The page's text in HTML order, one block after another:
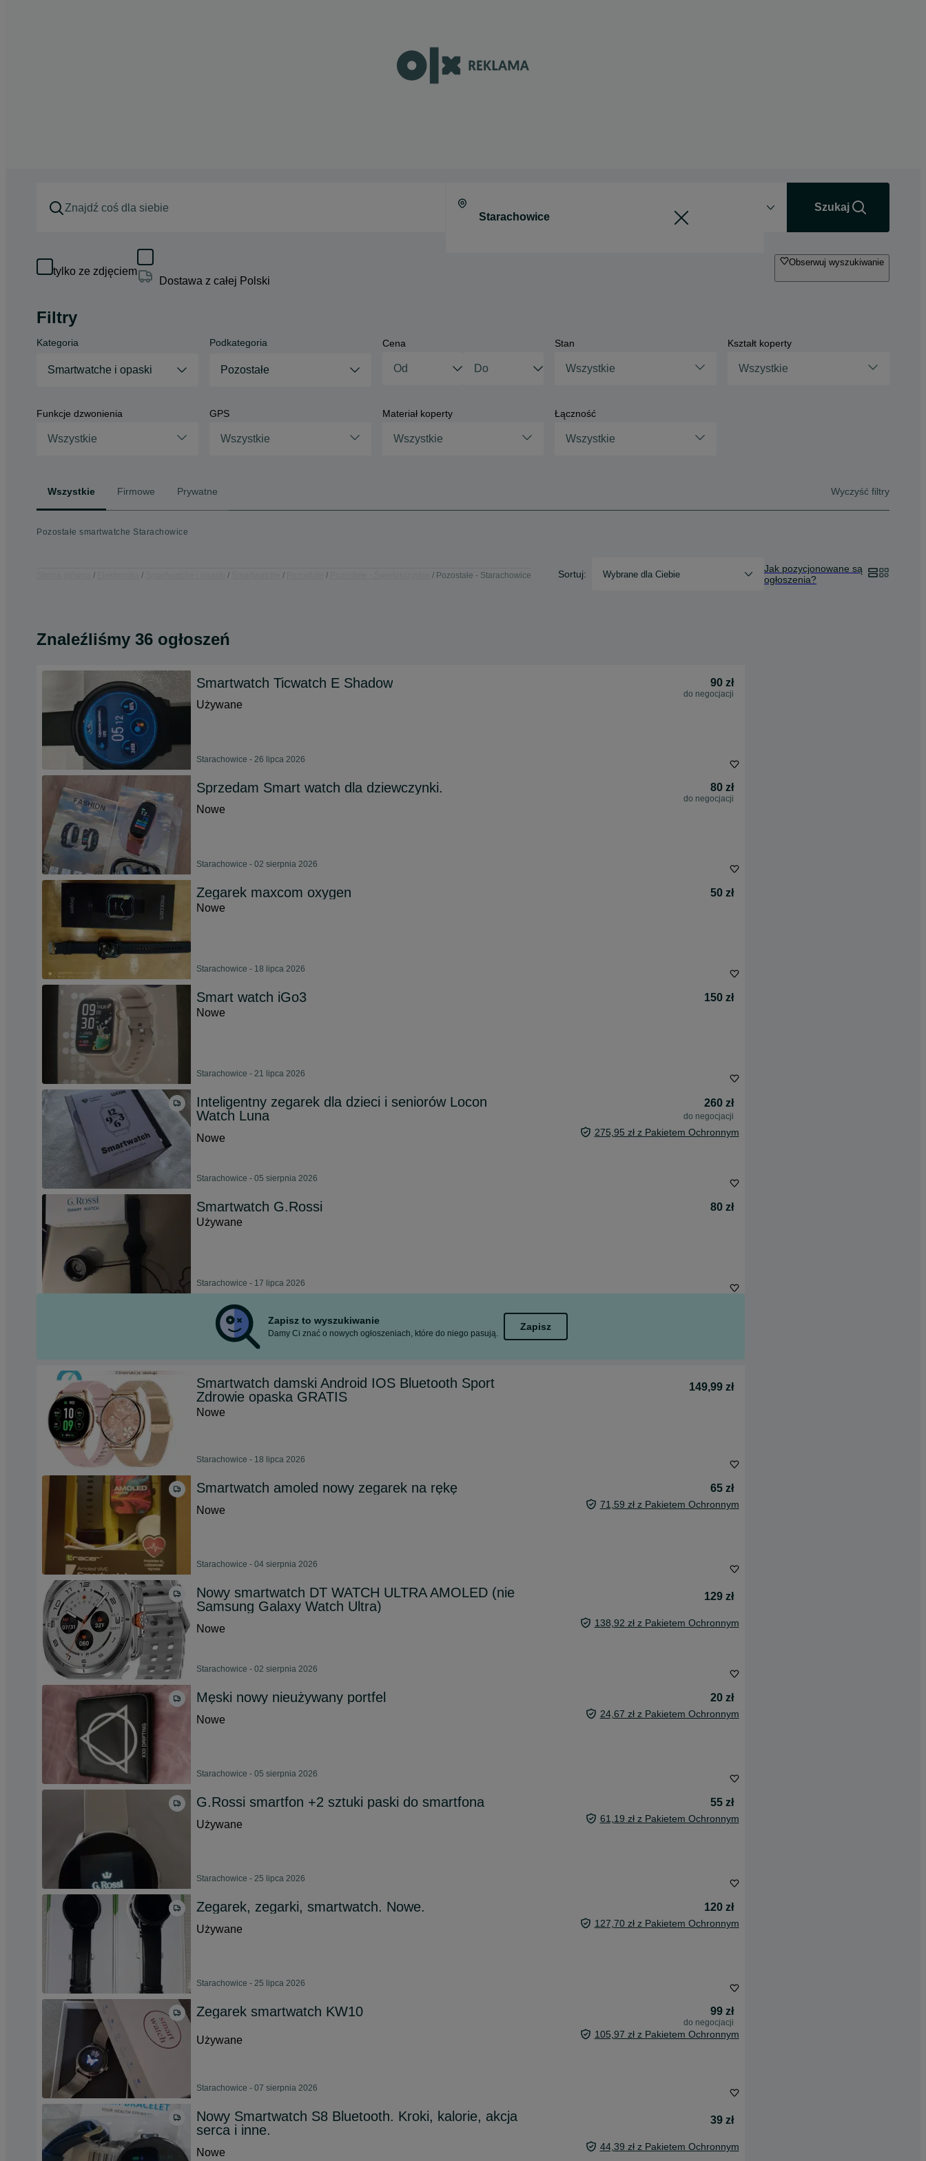
Szukaj
tylko ze zdjęciem
Dostawa z całej Polski
Obserwuj wyszukiwanie
Filtry
Kategoria
Smartwatche i opaski
Podkategoria
Pozostałe
Cena Stan
Wszystkie
Kształt koperty
Wszystkie
Funkcje dzwonienia
Wszystkie
GPS
Wszystkie
Materiał koperty
Wszystkie
Łączność
Wszystkie
Wszystkie Firmowe Prywatne Wyczyść filtry
Pozostałe smartwatche Starachowice
Pozostałe - Starachowice Sortuj: Wybrane dla Ciebie
Jak pozycjonowane są
ogłoszenia?
Znaleźliśmy 36 ogłoszeń
Smartwatch Ticwatch E Shadow 90 zł
do negocjacji
Używane
Starachowice - 26 lipca 2026
Sprzedam Smart watch dla dziewczynki. 80 zł
do negocjacji
Nowe
Starachowice - 02 sierpnia 2026
Zegarek maxcom oxygen
50 zł
Nowe
Starachowice - 18 lipca 2026
Smart watch iGo3
150 zł
Nowe
Starachowice - 21 lipca 2026
Inteligentny zegarek dla dzieci i seniorów Locon
Watch Luna
260 zł
do negocjacji
Nowe 275,95 zł z Pakietem Ochronnym
Starachowice - 05 sierpnia 2026
Smartwatch G.Rossi
80 zł
Używane
Starachowice - 17 lipca 2026
Zapisz to wyszukiwanie
Damy Ci znać o nowych ogłoszeniach, które do niego pasują.
Zapisz
Smartwatch damski Android IOS Bluetooth Sport
Zdrowie opaska GRATIS
149,99 zł
Nowe
Starachowice - 18 lipca 2026
Smartwatch amoled nowy zegarek na rękę
65 zł
Nowe
71,59 zł z Pakietem Ochronnym
Starachowice - 04 sierpnia 2026
Nowy smartwatch DT WATCH ULTRA AMOLED (nie
Samsung Galaxy Watch Ultra)
129 zł
Nowe 138,92 zł z Pakietem Ochronnym
Starachowice - 02 sierpnia 2026
Męski nowy nieużywany portfel
20 zł
Nowe
24,67 zł z Pakietem Ochronnym
Starachowice - 05 sierpnia 2026
G.Rossi smartfon +2 sztuki paski do smartfona
55 zł
Używane
61,19 zł z Pakietem Ochronnym
Starachowice - 25 lipca 2026
Zegarek, zegarki, smartwatch. Nowe.
120 zł
Używane
127,70 zł z Pakietem Ochronnym
Starachowice - 25 lipca 2026
Zegarek smartwatch KW10 99 zł
do negocjacji
Używane 105,97 zł z Pakietem Ochronnym
Starachowice - 07 sierpnia 2026
Nowy Smartwatch S8 Bluetooth. Kroki, kalorie, akcja
serca i inne.
39 zł
Nowe 44,39 zł z Pakietem Ochronnym